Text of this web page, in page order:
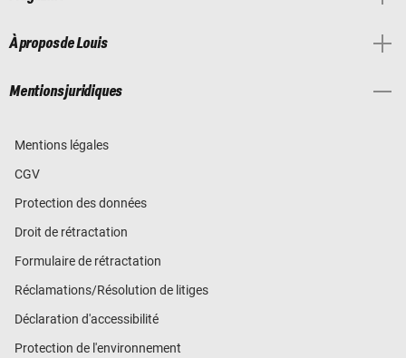
À propos de Louis
Mentions juridiques
Mentions légales
CGV
Protection des données
Droit de rétractation
Formulaire de rétractation
Réclamations/Résolution de litiges
Déclaration d'accessibilité
Protection de l'environnement